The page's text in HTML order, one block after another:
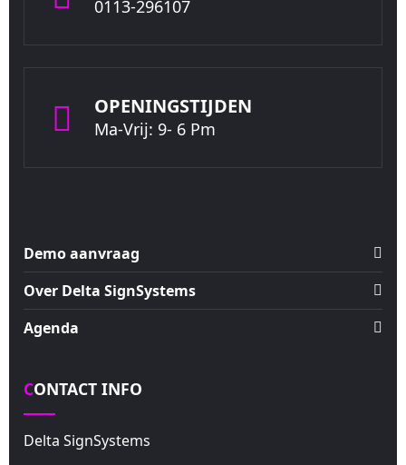
0113-296107
OPENINGSTIJDEN
Ma-Vrij: 9- 6 Pm
Demo aanvraag
Over Delta SignSystems
Agenda
CONTACT INFO
Delta SignSystems